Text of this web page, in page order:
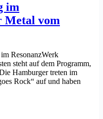
im
Metal vom
ResonanzWerk
steht auf dem Programm,
Hamburger treten im
Rock“ auf und haben